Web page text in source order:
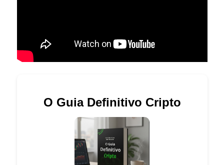
O Guia Definitivo Cripto